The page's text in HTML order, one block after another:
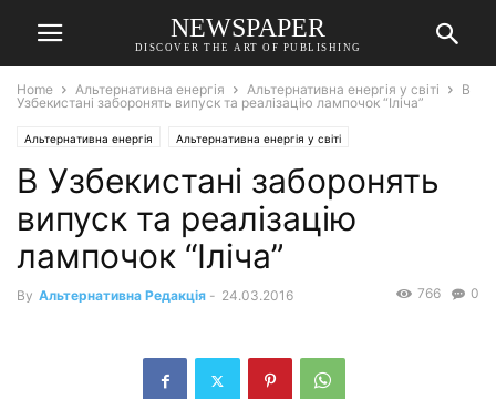
NEWSPAPER
DISCOVER THE ART OF PUBLISHING
Home Альтернативна енергія Альтернативна енергія у світі
В
Узбекистані заборонять випуск та реалізацію лампочок “Іліча”
Альтернативна енергія Альтернативна енергія у світі
В Узбекистані заборонять
випуск та реалізацію
лампочок “Іліча”
By Альтернативна Редакція - 24.03.2016 0
766